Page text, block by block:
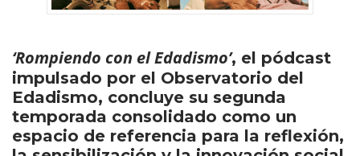
‘Rompiendo con el Edadismo’, el pódcast
impulsado por el Observatorio del
Edadismo, concluye su segunda
temporada consolidado como un
espacio de referencia para la reflexión,